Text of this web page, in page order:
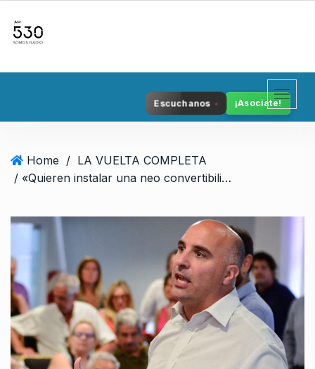
Escuchanos ¡Asociate!
Home / LA VUELTA COMPLETA
/ «Quieren instalar una neo convertibilidad como en los ’90 «